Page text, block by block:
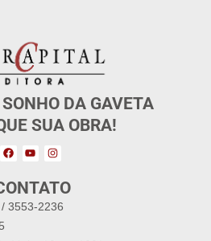
DA GAVETA
SUA OBRA!
3553-2236